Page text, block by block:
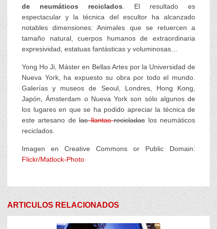
de neumáticos reciclados . El resultado es
espectacular y la técnica del escultor ha alcanzado
notables dimensiones: Animales que se retuercen a
tamaño natural, cuerpos humanos de extraordinaria
expresividad, estatuas fantásticas y voluminosas…
Yong Ho Ji, Máster en Bellas Artes por la Universidad de
Nueva York, ha expuesto su obra por todo el mundo.
Galerías y museos de Seoul, Londres, Hong Kong,
Japón, Ámsterdam o Nueva York son sólo algunos de
los lugares en que se ha podido apreciar la técnica de
este artesano delasllantasrecicladaslos neumáticos
reciclados.
Imagen en Creative Commons or Public Domain:
Flickr/Matlock-Photo
ARTICULOS RELACIONADOS